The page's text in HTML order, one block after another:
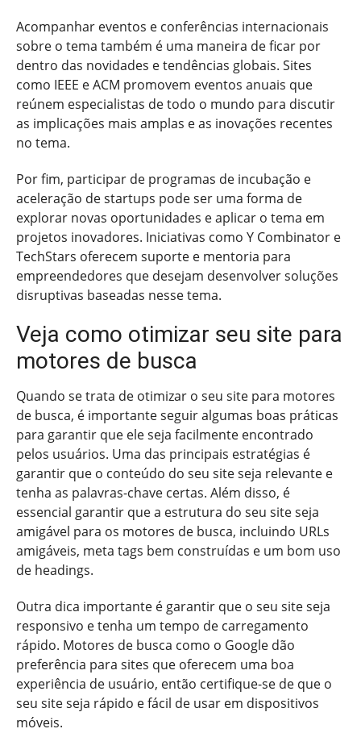
Acompanhar eventos e conferências internacionais
sobre o tema também é uma maneira de ficar por
dentro das novidades e tendências globais. Sites
como IEEE e ACM promovem eventos anuais que
reúnem especialistas de todo o mundo para discutir
as implicações mais amplas e as inovações recentes
no tema.
Por fim, participar de programas de incubação e
aceleração de startups pode ser uma forma de
explorar novas oportunidades e aplicar o tema em
projetos inovadores. Iniciativas como Y Combinator e
TechStars oferecem suporte e mentoria para
empreendedores que desejam desenvolver soluções
disruptivas baseadas nesse tema.
Veja como otimizar seu site para
motores de busca
Quando se trata de otimizar o seu site para motores
de busca, é importante seguir algumas boas práticas
para garantir que ele seja facilmente encontrado
pelos usuários. Uma das principais estratégias é
garantir que o conteúdo do seu site seja relevante e
tenha as palavras-chave certas. Além disso, é
essencial garantir que a estrutura do seu site seja
amigável para os motores de busca, incluindo URLs
amigáveis, meta tags bem construídas e um bom uso
de headings.
Outra dica importante é garantir que o seu site seja
responsivo e tenha um tempo de carregamento
rápido. Motores de busca como o Google dão
preferência para sites que oferecem uma boa
experiência de usuário, então certifique-se de que o
seu site seja rápido e fácil de usar em dispositivos
móveis.